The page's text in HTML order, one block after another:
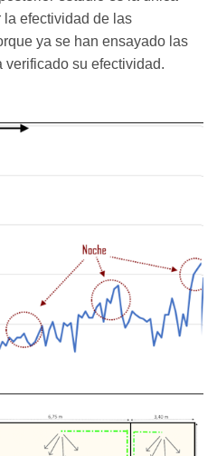
la efectividad de las
ya se han ensayado las
su efectividad.